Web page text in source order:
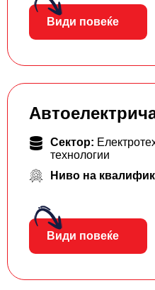
Види повеќе
Сектор:
технологии
Ниво на
Види повеќе